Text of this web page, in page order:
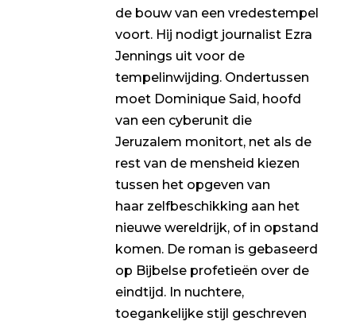
de bouw van een vredestempel
voort. Hij nodigt journalist Ezra
Jennings uit voor de
tempelinwijding. Ondertussen
moet Dominique Said, hoofd
van een cyberunit die
Jeruzalem monitort, net als de
rest van de mensheid kiezen
tussen het opgeven van
haar zelfbeschikking aan het
nieuwe wereldrijk, of in opstand
komen. De roman is gebaseerd
op Bijbelse profetieën over de
eindtijd. In nuchtere,
toegankelijke stijl geschreven